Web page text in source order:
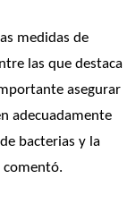
medidas de
las que destaca
asegurar
adecuadamente
bacterias y la
comentó.